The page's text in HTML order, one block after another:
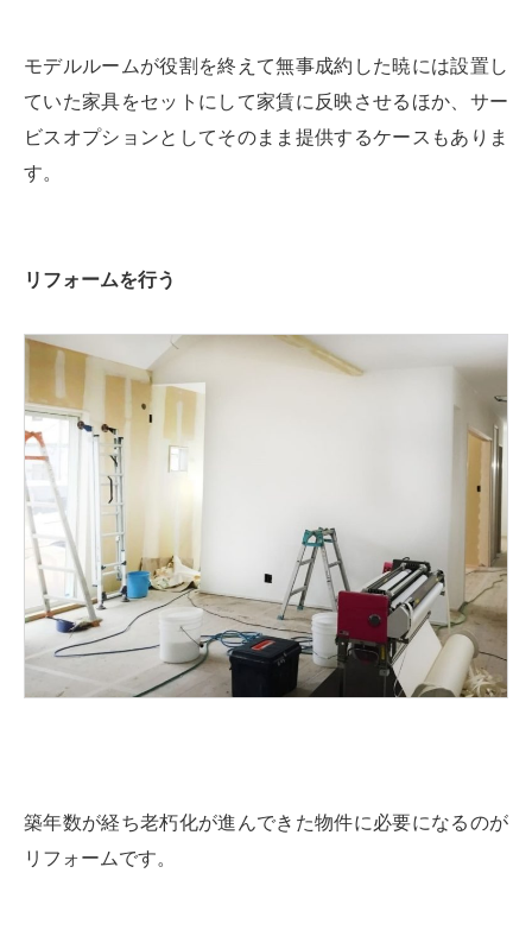
モデルルームが役割を終えて無事成約した暁には設置し
ていた家具をセットにして家賃に反映させるほか、サー
ビスオプションとしてそのまま提供するケースもありま
す。
リフォームを行う
築年数が経ち老朽化が進んできた物件に必要になるのが
リフォームです。